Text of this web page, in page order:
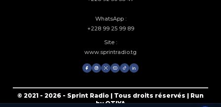
WhatsApp :
+228 99 25 99 89
Site :
www.sprintradio.tg
© 2021 - 2026 - Sprint Radio | Tous droits réservés | Run
by OTIYA